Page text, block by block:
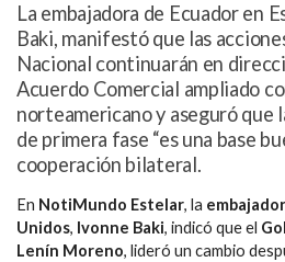
La embajadora de Ecuador en
Baki, manifestó que las
Nacional continuarán en
Acuerdo Comercial ampliado
norteamericano y aseguró que
de primera fase “es una base
cooperación bilateral.
En NotiMundo Estelar, la
Unidos, Ivonne Baki, indicó que el
Lenín Moreno, lideró un cambio